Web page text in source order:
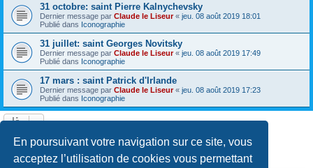
En poursuivant votre navigation sur ce site, vous
acceptez l’utilisation de cookies vous permettant
31 octobre: saint Pierre Kalnychevsky
Dernier message par Claude le Liseur« jeu. 08 août 2019 18:01
Publié dans Iconographie
31 juillet: saint Georges Novitsky
Dernier message par Claude le Liseur« jeu. 08 août 2019 17:49
Publié dans Iconographie
17 mars : saint Patrick d'Irlande
Dernier message par Claude le Liseur« jeu. 08 août 2019 17:23
Publié dans Iconographie
Page1sur20
3